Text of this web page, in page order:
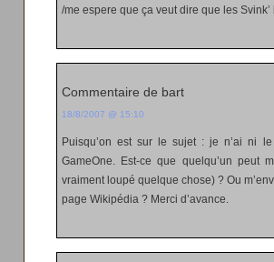
/me espere que ça veut dire que les
Commentaire de bart
18/8/2007 @ 15:10
Puisqu’on est sur le sujet : je n’ai ni
GameOne. Est-ce que quelqu’un peut
vraiment loupé quelque chose) ? Ou
page Wikipédia ? Merci d’avance.